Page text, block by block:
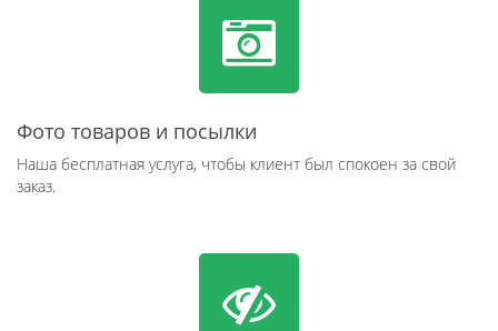
Фото товаров и посылки
Наша бесплатная услуга, чтобы клиент был спокоен за свой
заказ.